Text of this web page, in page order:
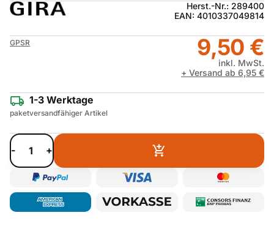
Herst.-Nr.: 289400
EAN: 4010337049814
GPSR 9,50 €
inkl. MwSt.
+ Versand ab 6,95 €
1-3 Werktage
paketversandfähiger Artikel
- +